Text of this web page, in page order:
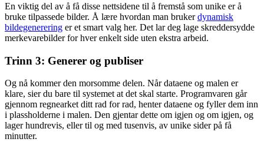
En viktig del av å få disse nettsidene til å fremstå som unike er å
bruke tilpassede bilder. Å lære hvordan man brukerdynamisk
bildegenerering er et smart valg her. Det lar deg lage skreddersydde
merkevarebilder for hver enkelt side uten ekstra arbeid.
Trinn 3: Generer og publiser
Og nå kommer den morsomme delen. Når dataene og malen er
klare, sier du bare til systemet at det skal starte. Programvaren går
gjennom regnearket ditt rad for rad, henter dataene og fyller dem inn
i plassholderne i malen. Den gjentar dette om igjen og om igjen, og
lager hundrevis, eller til og med tusenvis, av unike sider på få
minutter.